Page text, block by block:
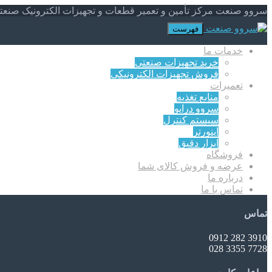
سروو صنعت مرکز تأمین و تعمیر قطعات و تجهیزات الکترونیک
فهرست
خدمات ما
خرید تجهیزات صنعتی
فروش تجهیزات الکترونیکی
تعمیرات
منابع تغذیه
سروو درایو
سیستم کنترل
اینورتر
ابزار دقیق
فروشگاه
عرضه و فروش کالای شما
درباره ما
تماس با ما
تماس
3910 282 0912
7728 3355 028